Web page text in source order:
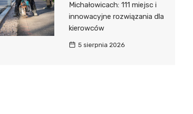
Michałowicach: 111 miejsc i
innowacyjne rozwiązania dla
kierowców
5 sierpnia 2026